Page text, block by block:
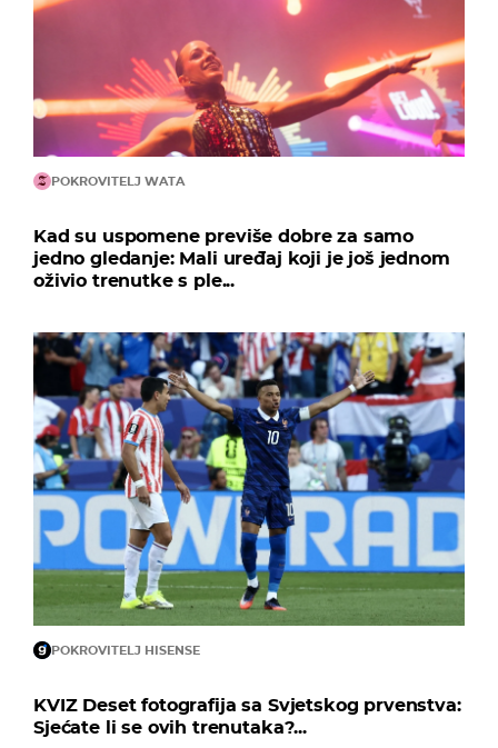
POKROVITELJ WATA
Kad su uspomene previše dobre za samo
jedno gledanje: Mali uređaj koji je još jednom
oživio trenutke s ple...
POKROVITELJ HISENSE
KVIZ Deset fotografija sa Svjetskog prvenstva:
Sjećate li se ovih trenutaka?...